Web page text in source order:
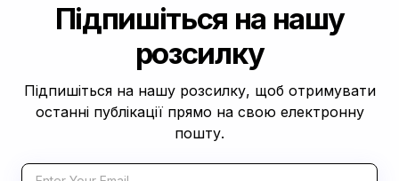
Підпишіться на нашу
розсилку
Підпишіться на нашу розсилку, щоб отримувати
останні публікації прямо на свою електронну
пошту.